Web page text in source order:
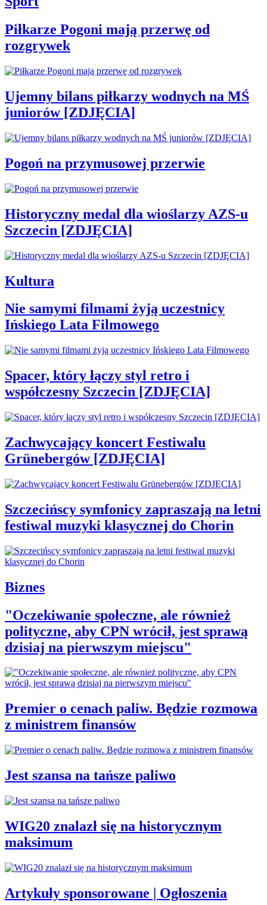
Piłkarze Pogoni mają przerwę od
rozgrywek
Ujemny bilans piłkarzy wodnych na MŚ
juniorów [ZDJĘCIA]
Pogoń na przymusowej przerwie
Historyczny medal dla wioślarzy AZS-u
Szczecin [ZDJĘCIA]
Kultura
Nie samymi filmami żyją uczestnicy
Ińskiego Lata Filmowego
Spacer, który łączy styl retro i
współczesny Szczecin [ZDJĘCIA]
Zachwycający koncert Festiwalu
Grünebergów [ZDJĘCIA]
Szczecińscy symfonicy zapraszają na letni
festiwal muzyki klasycznej do Chorin
Biznes
"Oczekiwanie społeczne, ale również
polityczne, aby CPN wrócił, jest sprawą
dzisiaj na pierwszym miejscu"
Premier o cenach paliw. Będzie rozmowa
z ministrem finansów
Jest szansa na tańsze paliwo
WIG20 znalazł się na historycznym
maksimum
Artykuły sponsorowane | Ogłoszenia